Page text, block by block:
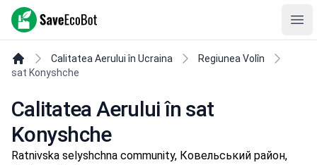
SaveEcoBot
Calitatea Aerului în Ucraina
Regiunea Volîn
sat Konyshche
Calitatea Aerului în sat
Konyshche
Ratnivska selyshchna community, Ковельський район,